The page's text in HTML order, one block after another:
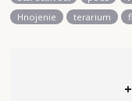
Hnojenie
terarium